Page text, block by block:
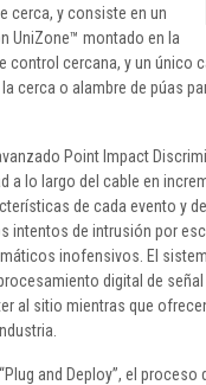
cerca, y consiste en un
UniZone™ montado en la
control cercana, y un único
cerca o alambre de púas
Point Impact
a lo largo del cable en
de cada evento y
intentos de intrusión por
inofensivos. El
digital de
al sitio mientras que
and Deploy”, el proceso